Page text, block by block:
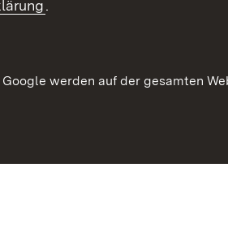
.
werden auf der gesamten